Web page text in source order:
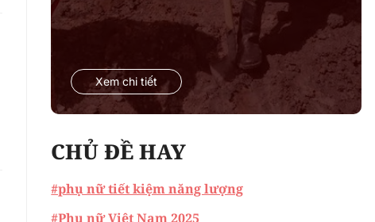
Xem chi tiết
CHỦ ĐỀ HAY
#phụ nữ tiết kiệm năng lượng
#Phụ nữ Việt Nam 2025